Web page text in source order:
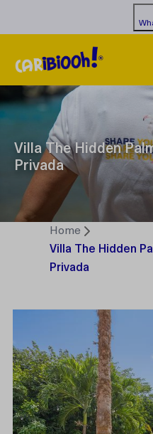
Villa The Hidden
Privada
Home
Villa The Hidden
Privada